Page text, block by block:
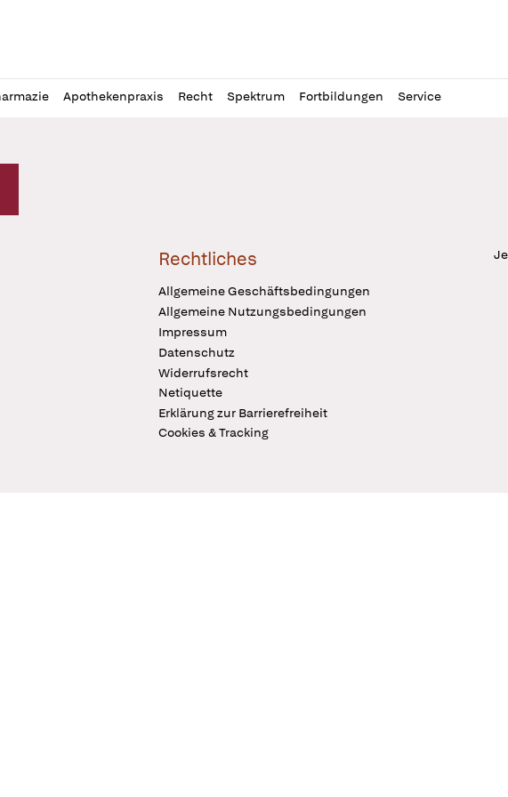
Apothekenpraxis Recht Spektrum Fortbildungen Service
Logo
Rechtliches
Allgemeine Geschäftsbedingungen
Allgemeine Nutzungsbedingungen
Impressum
Datenschutz
Widerrufsrecht
Netiquette
Erklärung zur Barrierefreiheit
Cookies & Tracking